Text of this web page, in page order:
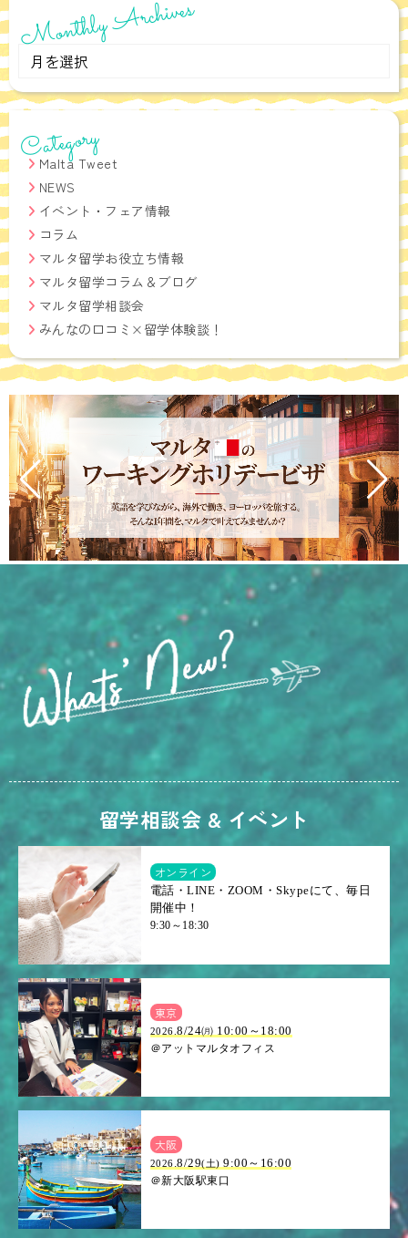
Monthly Archives
Monthly
Archives
Category
Malta Tweet
NEWS
イベント・フェア情報
コラム
マルタ留学お役立ち情報
マルタ留学コラム＆ブログ
マルタ留学相談会
みんなの口コミ×留学体験談！
留学相談会 & イベント
オンライン
電話・LINE・ZOOM・Skypeにて、毎日
開催中！
9:30～18:30
東京
2026.8/24㈪ 10:00～18:00
＠アットマルタオフィス
大阪
2026.8/29(土) 9:00～16:00
＠新大阪駅東口